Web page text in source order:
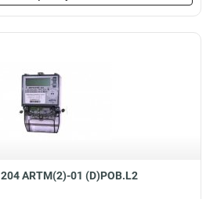
ARTM(2)-01 (D)POB.L2